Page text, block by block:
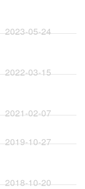
2023-05-24
2022-03-15
2021-02-07
2019-10-27
2018-10-20